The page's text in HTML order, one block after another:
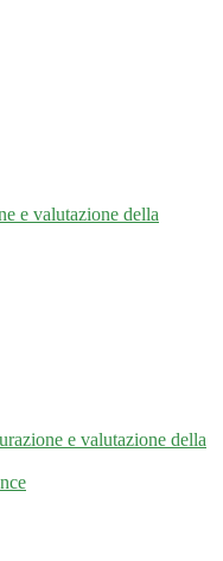
e valutazione della
e valutazione della